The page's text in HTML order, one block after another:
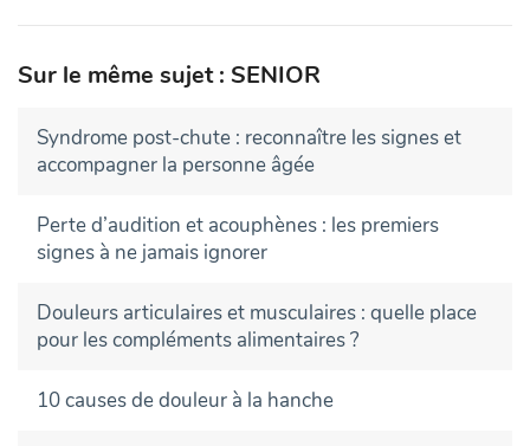
Sur le même sujet : SENIOR
Syndrome post-chute : reconnaître les signes et
accompagner la personne âgée
Perte d’audition et acouphènes : les premiers
signes à ne jamais ignorer
Douleurs articulaires et musculaires : quelle place
pour les compléments alimentaires ?
10 causes de douleur à la hanche